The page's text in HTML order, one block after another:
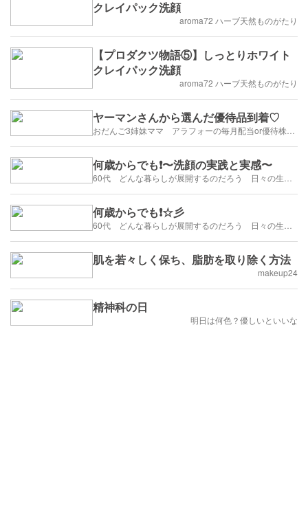
クレイパック洗顔
aroma72 ハーブ天然ものがたり
【プロダクツ物語⑤】しっとりホワイト
クレイパック洗顔
aroma72 ハーブ天然ものがたり
ヤーマンさんから選んだ優待品到着♡
何歳からでも❗️〜洗顔の実践と実感〜
何歳からでも❗️☆彡
肌を若々しく保ち、脂肪を取り除く方法
makeup24
精神科の日
明日は何色？優しいといいな